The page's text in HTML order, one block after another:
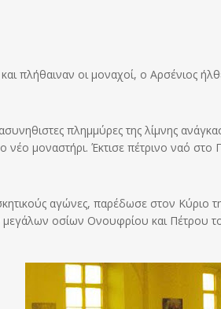
πλήθαιναν οι μοναχοί, ο Αρσένιος
ασυνηθιστες πλημμύρες της λίμνης
νέο μοναστήρι. Έκτισε πέτρινο ναό
αγώνες, παρέδωσε στον Κύριο
μεγάλων οσίων Ονουφρίου και Πέτρου